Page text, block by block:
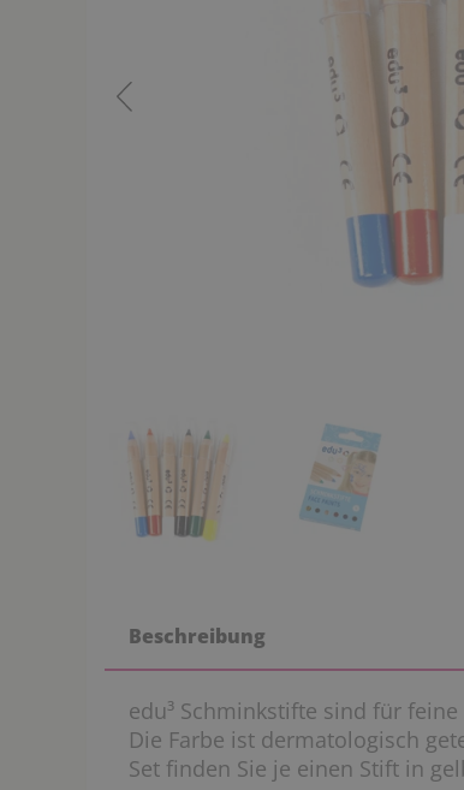
Beschreibung
edu³ Schminkstifte sind für
Die Farbe ist dermatologisch
Set finden Sie je einen Stift in